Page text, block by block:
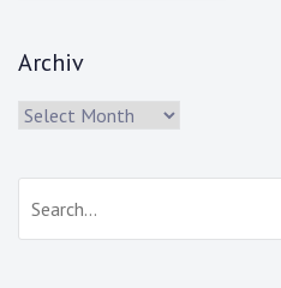
Archiv
Archiv